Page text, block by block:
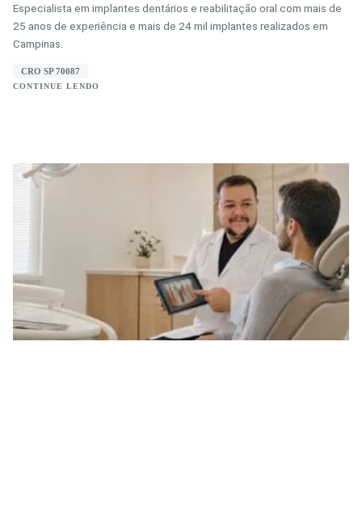
Especialista em implantes dentários e reabilitação oral com mais de
25 anos de experiência e mais de 24 mil implantes realizados em
Campinas.
CRO SP 70087
CONTINUE LENDO